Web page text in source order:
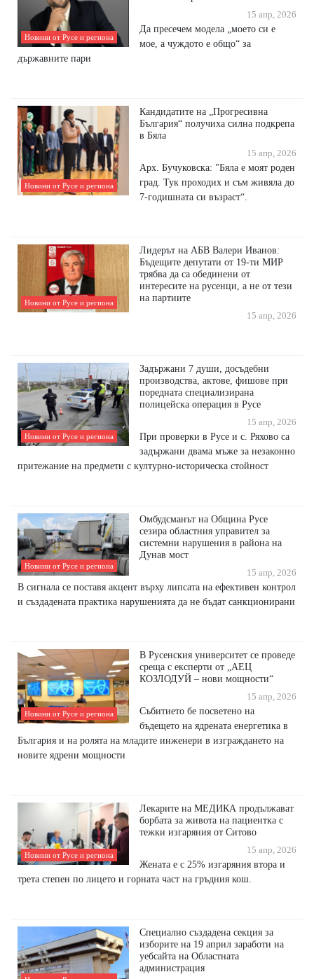
Новини от Русе и региона
15 апр, 2026
Да пресечем модела „моето си е
мое, а чуждото е общо“ за
държавните пари
Новини от Русе и региона
Кандидатите на „Прогресивна
България“ получиха силна подкрепа
в Бяла
15 апр, 2026
Арх. Бучуковска: "Бяла е моят роден
град. Тук проходих и съм живяла до
7-годишната си възраст“.
Новини от Русе и региона
Лидерът на АБВ Валери Иванов:
Бъдещите депутати от 19-ти МИР
трябва да са обединени от
интересите на русенци, а не от тези
на партиите
15 апр, 2026
Новини от Русе и региона
Задържани 7 души, досъдебни
производства, актове, фишове при
поредната специализирана
полицейска операция в Русе
15 апр, 2026
При проверки в Русе и с. Ряхово са
задържани двама мъже за незаконно
притежание на предмети с културно-историческа стойност
Новини от Русе и региона
Омбудсманът на Община Русе
сезира областния управител за
системни нарушения в района на
Дунав мост
15 апр, 2026
В сигнала се поставя акцент върху липсата на ефективен контрол
и създадената практика нарушенията да не бъдат санкционирани
Новини от Русе и региона
В Русенския университет се проведе
среща с експерти от „АЕЦ
КОЗЛОДУЙ – нови мощности“
15 апр, 2026
Събитието бе посветено на
бъдещето на ядрената енергетика в
България и на ролята на младите инженери в изграждането на
новите ядрени мощности
Новини от Русе и региона
Лекарите на МЕДИКА продължават
борбата за живота на пациентка с
тежки изгаряния от Ситово
15 апр, 2026
Жената е с 25% изгаряния втора и
трета степен по лицето и горната част на гръдния кош.
Специално създадена секция за
изборите на 19 април заработи на
уебсайта на Областната
администрация